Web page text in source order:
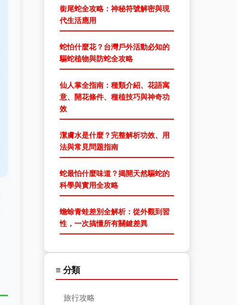
銜尾蛇全攻略：神秘符號解密與現
代生活應用
蛇怕什麼花？台灣戶外活動必知的
驅蛇植物與防蛇全攻略
仙人掌全指南：種類介紹、花語寓
意、開花條件、種植技巧與神奇功
效
潔膚水是什麼？完整解析功效、用
法與常見問題指南
蛇最怕什麼味道？揭開天然驅蛇的
科學與實用全攻略
蟾蜍青蛙差別全解析：從外觀到習
性，一次搞懂所有關鍵差異
≡ 分類
旅行攻略